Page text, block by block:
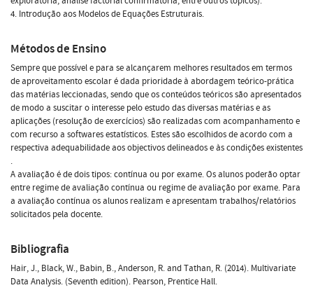
4. Introdução aos Modelos de Equações Estruturais.
Métodos de Ensino
Sempre que possível e para se alcançarem melhores resultados em termos
de aproveitamento escolar é dada prioridade à abordagem teórico-prática
das matérias leccionadas, sendo que os conteúdos teóricos são apresentados
de modo a suscitar o interesse pelo estudo das diversas matérias e as
aplicações (resolução de exercícios) são realizadas com acompanhamento e
com recurso a softwares estatísticos. Estes são escolhidos de acordo com a
respectiva adequabilidade aos objectivos delineados e às condições existentes
.
A avaliação é de dois tipos: contínua ou por exame. Os alunos poderão optar
entre regime de avaliação contínua ou regime de avaliação por exame. Para
a avaliação contínua os alunos realizam e apresentam trabalhos/relatórios
solicitados pela docente.
Bibliografia
Hair, J., Black, W., Babin, B., Anderson, R. and Tathan, R. (2014). Multivariate
Data Analysis. (Seventh edition). Pearson, Prentice Hall.